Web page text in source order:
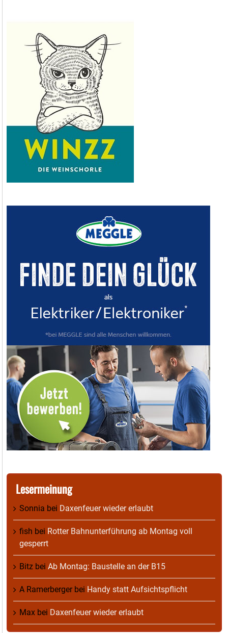
Lesermeinung
Sonnia bei Daxenfeuer wieder erlaubt
fish bei Rotter Bahnunterführung ab Montag voll
gesperrt
Bitz bei Ab Montag: Baustelle an der B15
A Ramerbergerbei Handy statt Aufsichtspflicht
Max bei Daxenfeuer wieder erlaubt